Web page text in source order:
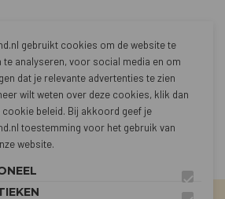
gebruikt cookies om de website te
te analyseren, voor social media en om
dat je relevante advertenties te zien
wilt weten over deze cookies, klik dan
cookie beleid. Bij akkoord geef je
toestemming voor het gebruik van
website.